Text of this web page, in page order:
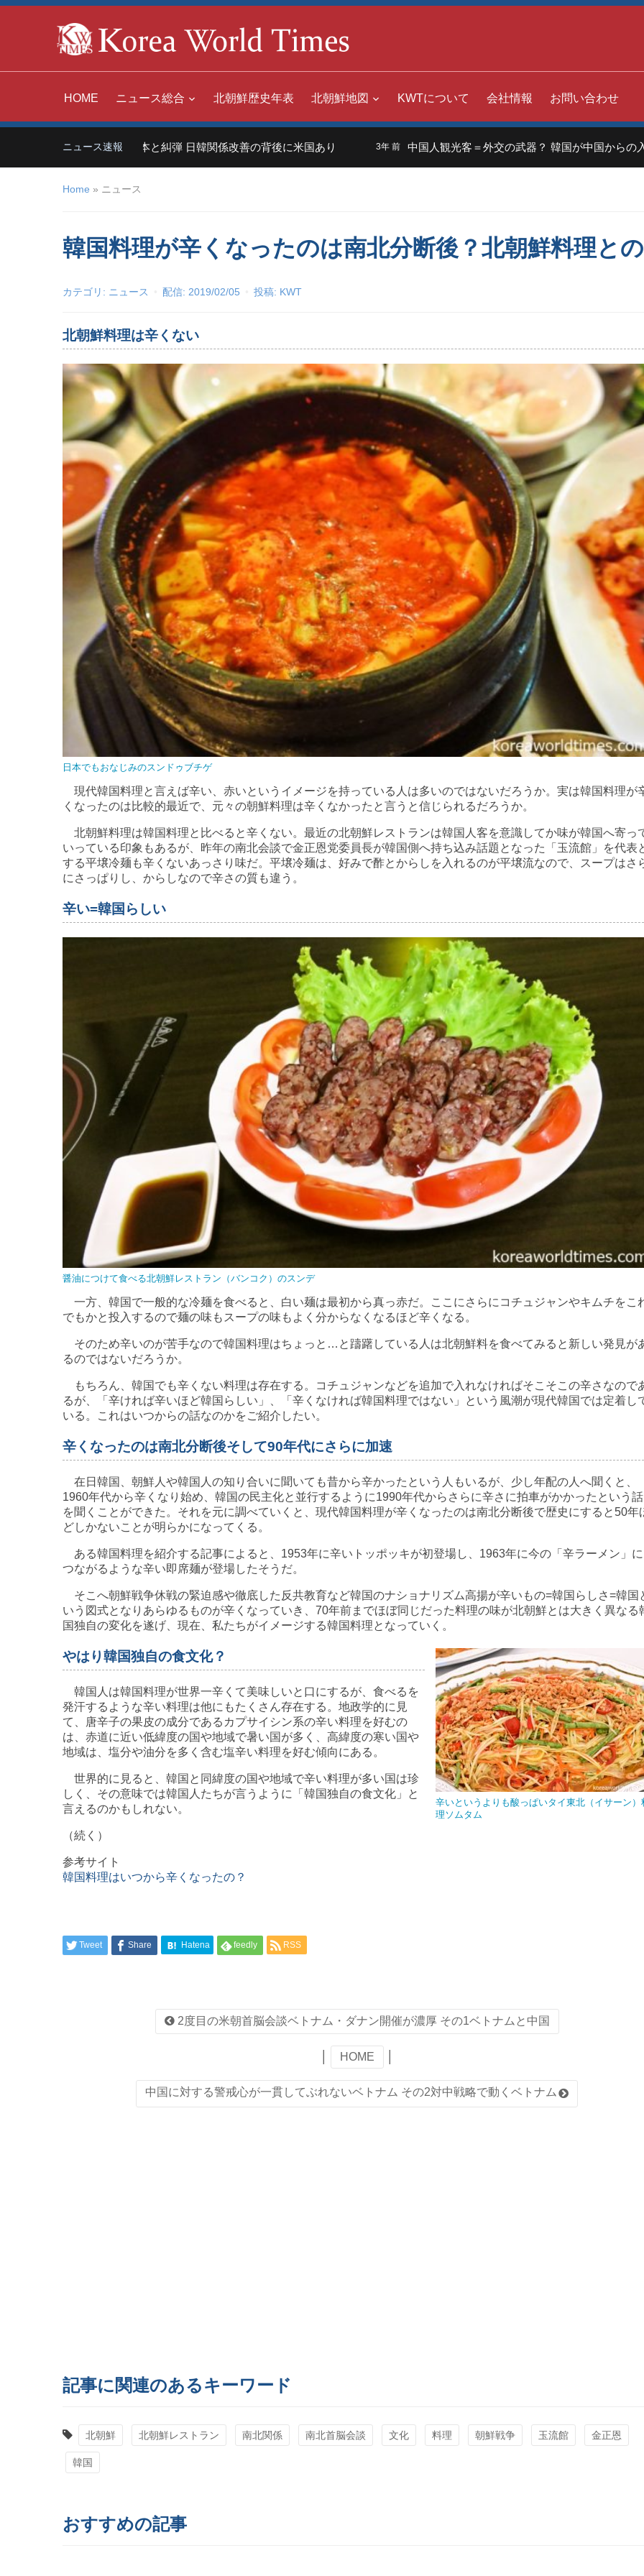
HOME ニュース総合 北朝鮮歴史年表 北朝鮮地図 KWTについて 会社情報 お問い合わせ
ニュース速報
の嫌われ者」日本と糾弾 日韓関係改善の背後に米国あり 3年 前 中国人観光客＝外交の武器？ 韓国が中国からの入国規制10
Home » ニュース
韓国料理が辛くなったのは南北分断後？北朝鮮料理と
カテゴリ: ニュース 配信: 2019/02/05 投稿: KWT
北朝鮮料理は辛くない
日本でもおなじみのスンドゥブチゲ
現代韓国料理と言えば辛い、赤いというイメージを持っている人は多いのではないだろうか。実は韓国料理が
くなったのは比較的最近で、元々の朝鮮料理は辛くなかったと言うと信じられるだろうか。
北朝鮮料理は韓国料理と比べると辛くない。最近の北朝鮮レストランは韓国人客を意識してか味が韓国へ寄っ
いっている印象もあるが、昨年の南北会談で金正恩党委員長が韓国側へ持ち込み話題となった「玉流館」を代表
する平壌冷麺も辛くないあっさり味だ。平壌冷麺は、好みで酢とからしを入れるのが平壌流なので、スープはさ
にさっぱりし、からしなので辛さの質も違う。
辛い=韓国らしい
醤油につけて食べる北朝鮮レストラン（バンコク）のスンデ
一方、韓国で一般的な冷麺を食べると、白い麺は最初から真っ赤だ。ここにさらにコチュジャンやキムチをこ
でもかと投入するので麺の味もスープの味もよく分からなくなるほど辛くなる。
そのため辛いのが苦手なので韓国料理はちょっと…と躊躇している人は北朝鮮料を食べてみると新しい発見が
るのではないだろうか。
もちろん、韓国でも辛くない料理は存在する。コチュジャンなどを追加で入れなければそこそこの辛さなので
るが、「辛ければ辛いほど韓国らしい」、「辛くなければ韓国料理ではない」という風潮が現代韓国では定着し
いる。これはいつからの話なのかをご紹介したい。
辛くなったのは南北分断後そして90年代にさらに加速
在日韓国、朝鮮人や韓国人の知り合いに聞いても昔から辛かったという人もいるが、少し年配の人へ聞くと、
1960年代から辛くなり始め、韓国の民主化と並行するように1990年代からさらに辛さに拍車がかかったという話
を聞くことができた。それを元に調べていくと、現代韓国料理が辛くなったのは南北分断後で歴史にすると50年
どしかないことが明らかになってくる。
ある韓国料理を紹介する記事によると、1953年に辛いトッポッキが初登場し、1963年に今の「辛ラーメン」に
つながるような辛い即席麺が登場したそうだ。
そこへ朝鮮戦争休戦の緊迫感や徹底した反共教育など韓国のナショナリズム高揚が辛いもの=韓国らしさ=韓国
いう図式となりあらゆるものが辛くなっていき、70年前までほぼ同じだった料理の味が北朝鮮とは大きく異なる
国独自の変化を遂げ、現在、私たちがイメージする韓国料理となっていく。
辛いというよりも酸っぱいタイ東北（イサーン）
理ソムタム
やはり韓国独自の食文化？
韓国人は韓国料理が世界一辛くて美味しいと口にするが、食べるを
発汗するような辛い料理は他にもたくさん存在する。地政学的に見
て、唐辛子の果皮の成分であるカプサイシン系の辛い料理を好むの
は、赤道に近い低緯度の国や地域で暑い国が多く、高緯度の寒い国や
地域は、塩分や油分を多く含む塩辛い料理を好む傾向にある。
世界的に見ると、韓国と同緯度の国や地域で辛い料理が多い国は珍
しく、その意味では韓国人たちが言うように「韓国独自の食文化」と
言えるのかもしれない。
（続く）
参考サイト
韓国料理はいつから辛くなったの？
Tweet Share Hatena feedly RSS
2度目の米朝首脳会談ベトナム・ダナン開催が濃厚 その1ベトナムと中国
HOME
中国に対する警戒心が一貫してぶれないベトナム その2対中戦略で動くベトナム
記事に関連のあるキーワード
北朝鮮 北朝鮮レストラン 南北関係 南北首脳会談 文化 料理 朝鮮戦争 玉流館 金正恩
韓国
おすすめの記事